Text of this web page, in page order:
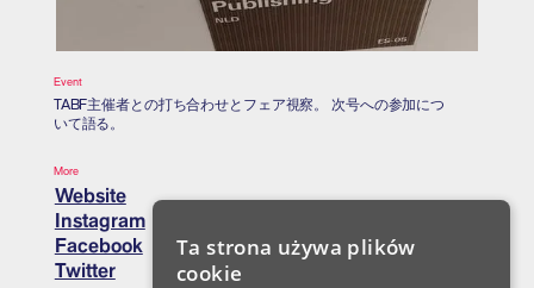
Event
TABF主催者との打ち合わせとフェア視察。 次号への参加につ
いて語る。
More
Website
Instagram
Facebook
Twitter
Ta strona używa plików
cookie